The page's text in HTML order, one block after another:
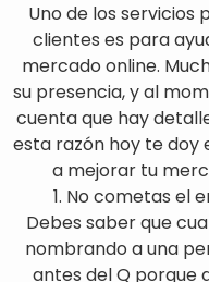
Uno de los
clientes es para
mercado online.
su presencia, y al
cuenta que hay
esta razón hoy te doy
a mejorar tu
1. No cometas el
Debes saber que
nombrando a una
antes del Q porque